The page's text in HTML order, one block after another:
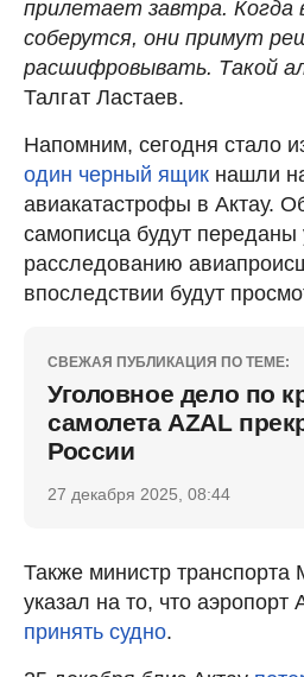
прилетает завтра. Когда
соберутся, они примут
расшифровывать. Такой
Талгат Ластаев.
Напомним, сегодня стало
один черный ящик нашли
авиакатастрофы в Актау.
самописца будут
расследованию
впоследствии будут
СВЕЖАЯ ПУБЛИКАЦИЯ ПО ТЕМЕ:
Уголовное дело по
самолета AZAL
России
27 декабря 2025, 08:44
Также министр транспорта
указал на то, что аэропорт
принять судно.